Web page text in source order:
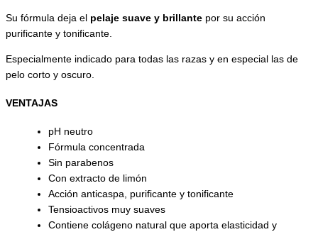
Su fórmula deja el pelaje suave y brillante por su acción
purificante y tonificante.
Especialmente indicado para todas las razas y en especial las de
pelo corto y oscuro.
VENTAJAS
pH neutro
Fórmula concentrada
Sin parabenos
Con extracto de limón
Acción anticaspa, purificante y tonificante
Tensioactivos muy suaves
Contiene colágeno natural que aporta elasticidad y